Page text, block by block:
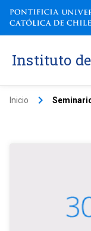
Instituto
Inicio keyboard_arrow_right